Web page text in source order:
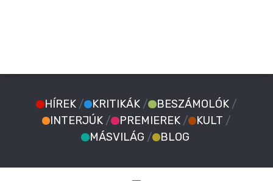
HÍREK / KRITIKÁK / BESZÁMOLÓK /
INTERJÚK / PREMIEREK / KULT /
MÁSVILÁG / BLOG